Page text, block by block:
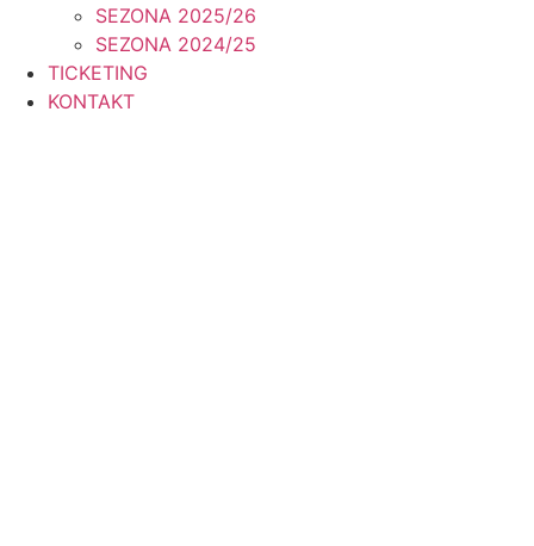
SEZONA 2025/26
SEZONA 2024/25
TICKETING
KONTAKT